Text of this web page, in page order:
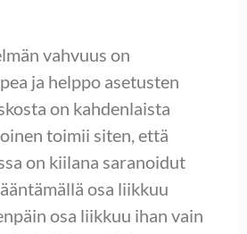
vahvuus on
ja helppo asetusten
on kahdenlaista
toimii siten, että
on kiilana saranoidut
osa liikkuu
osa liikkuu ihan vain